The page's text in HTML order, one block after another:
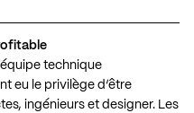
technique
eu le privilège d’être
ingénieurs et designer. Les